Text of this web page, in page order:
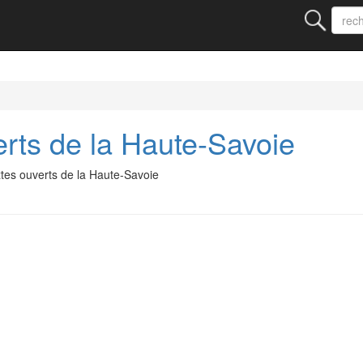
de la Haute-Savoie
ouverts de la Haute-Savoie